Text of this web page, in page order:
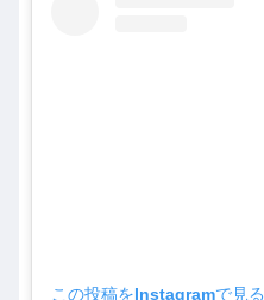
この投稿をInstagramで見る